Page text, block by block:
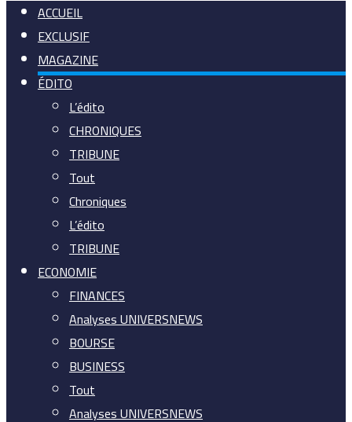
ACCUEIL
EXCLUSIF
MAGAZINE
ÉDITO
L’édito
CHRONIQUES
TRIBUNE
Tout
Chroniques
L’édito
TRIBUNE
ECONOMIE
FINANCES
Analyses UNIVERSNEWS
BOURSE
BUSINESS
Tout
Analyses UNIVERSNEWS